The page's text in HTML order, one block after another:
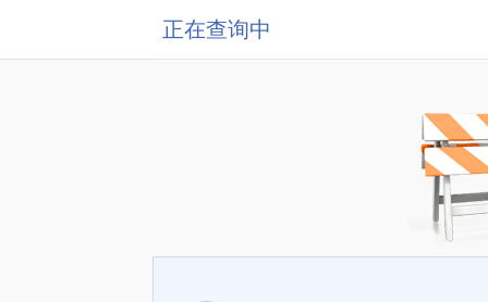
正在查询中